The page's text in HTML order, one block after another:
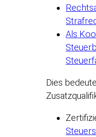
Als
Dies